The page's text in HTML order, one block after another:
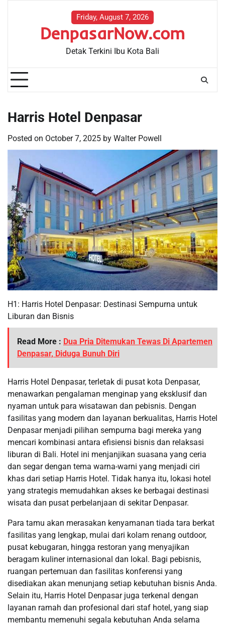
Friday, August 7, 2026
DenpasarNow.com
Detak Terkini Ibu Kota Bali
Harris Hotel Denpasar
Posted on October 7, 2025 by Walter Powell
H1: Harris Hotel Denpasar: Destinasi Sempurna untuk
Liburan dan Bisnis
Read More : Dua Pria Ditemukan Tewas Di Apartemen
Denpasar, Diduga Bunuh Diri
Harris Hotel Denpasar, terletak di pusat kota Denpasar,
menawarkan pengalaman menginap yang eksklusif dan
nyaman untuk para wisatawan dan pebisnis. Dengan
fasilitas yang modern dan layanan berkualitas, Harris Hotel
Denpasar menjadi pilihan sempurna bagi mereka yang
mencari kombinasi antara efisiensi bisnis dan relaksasi
liburan di Bali. Hotel ini menjanjikan suasana yang ceria
dan segar dengan tema warna-warni yang menjadi ciri
khas dari setiap Harris Hotel. Tidak hanya itu, lokasi hotel
yang strategis memudahkan akses ke berbagai destinasi
wisata dan pusat perbelanjaan di sekitar Denpasar.
Para tamu akan merasakan kenyamanan tiada tara berkat
fasilitas yang lengkap, mulai dari kolam renang outdoor,
pusat kebugaran, hingga restoran yang menyajikan
beragam kuliner internasional dan lokal. Bagi pebisnis,
ruangan pertemuan dan fasilitas konferensi yang
disediakan akan menunjang setiap kebutuhan bisnis Anda.
Selain itu, Harris Hotel Denpasar juga terkenal dengan
layanan ramah dan profesional dari staf hotel, yang siap
membantu memenuhi segala kebutuhan Anda selama